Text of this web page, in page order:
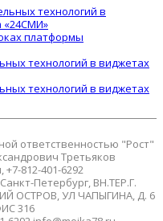
технологий в
«24СМИ»
платформы
технологий в виджетах
технологий в виджетах
ответственностью "Рост"
Третьяков
812-401-6292
Петербург, ВН.ТЕР.Г.
ОСТРОВ, УЛ ЧАПЫГИНА, Д. 6
316